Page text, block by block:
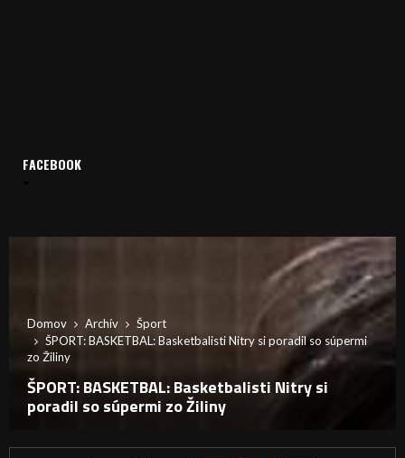
Domov Archív
Šport
ŠPORT: BASKETBAL: Basketbalisti Nitry si poradil so súpermi
zo Žiliny
ŠPORT: BASKETBAL: Basketbalisti Nitry si
poradil so súpermi zo Žiliny
FACEBOOK